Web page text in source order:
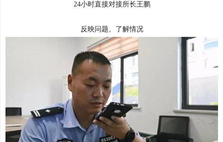
24小时直接对接所长王鹏
反映问题、了解情况